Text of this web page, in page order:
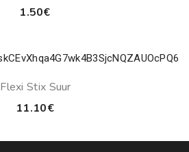
1.50€
Flexi Stix Suur
11.10€